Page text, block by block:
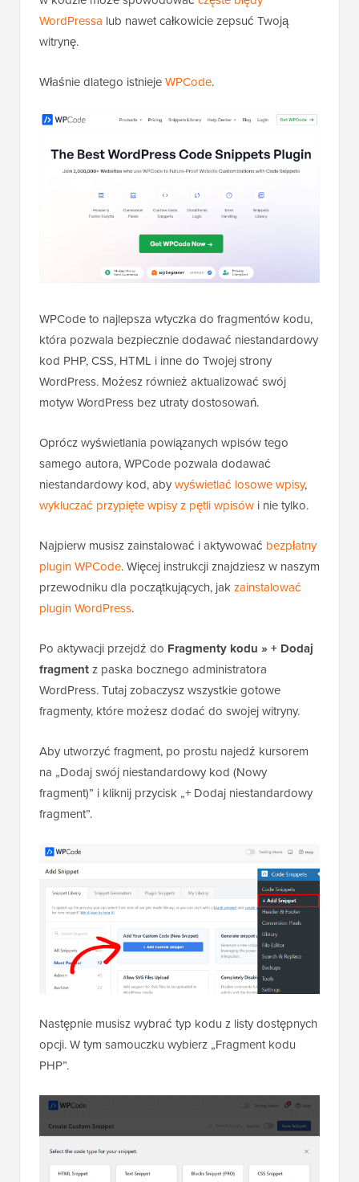
WordPressa lub nawet całkowicie zepsuć Twoją
witrynę.
Właśnie dlatego istniejeWPCode.
WPCode to najlepsza wtyczka do fragmentów kodu,
która pozwala bezpiecznie dodawać niestandardowy
kod PHP, CSS, HTML i inne do Twojej strony
WordPress. Możesz również aktualizować swój
motyw WordPress bez utraty dostosowań.
Oprócz wyświetlania powiązanych wpisów tego
samego autora, WPCode pozwala dodawać
niestandardowy kod, abywyświetlać losowe wpisy,
wykluczać przypięte wpisy z pętli wpisów i nie tylko.
Najpierw musisz zainstalować i aktywować bezpłatny
plugin WPCode. Więcej instrukcji znajdziesz w naszym
przewodniku dla początkujących, jakzainstalować
plugin WordPress.
Po aktywacji przejdź do Fragmenty kodu » + Dodaj
fragmentz paska bocznego administratora
WordPress. Tutaj zobaczysz wszystkie gotowe
fragmenty, które możesz dodać do swojej witryny.
Aby utworzyć fragment, po prostu najedź kursorem
na „Dodaj swój niestandardowy kod (Nowy
fragment)” i kliknij przycisk „+ Dodaj niestandardowy
fragment”.
Następnie musisz wybrać typ kodu z listy dostępnych
opcji. W tym samouczku wybierz „Fragment kodu
PHP”.